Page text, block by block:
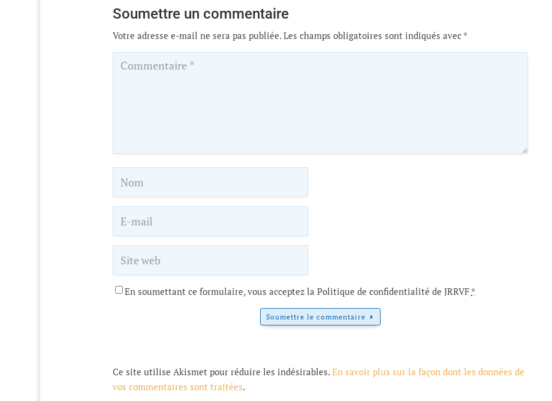
Soumettre un commentaire
Votre adresse e-mail ne sera pas publiée. Les champs obligatoires sont indiqués avec *
En soumettant ce formulaire, vous acceptez la Politique de confidentialité de JRRVF *
Soumettre le commentaire
Ce site utilise Akismet pour réduire les indésirables.En savoir plus sur la façon dont les données de
vos commentaires sont traitées.